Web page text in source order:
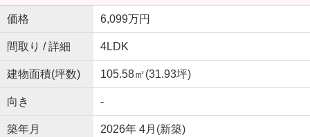
価格 6,099万円
間取り / 詳細 4LDK
建物面積(坪数) 105.58㎡(31.93坪)
向き -
築年月 2026年 4月(新築)